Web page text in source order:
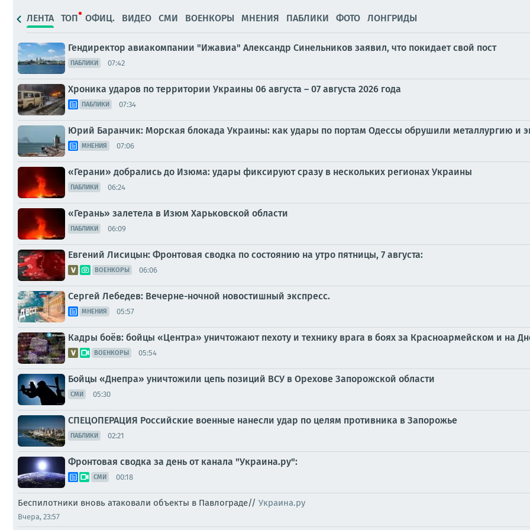
ЛЕНТА ТОП ОФИЦ. ВИДЕО СМИ ВОЕНКОРЫ МНЕНИЯ ПАБЛИКИ ФОТО ЛОНГРИДЫ
Гендиректор авиакомпании "Ижавиа" Александр Синельников заявил, что покидает свой пост
ПАБЛИКИ 07:42
Хроника ударов по территории Украины 06 августа – 07 августа 2026 года
ПАБЛИКИ 07:34
Юрий Баранчик: Морская блокада Украины: как удары по портам Одессы обрушили металлургию и
МНЕНИЯ 07:06
«Герани» добрались до Изюма: удары фиксируют сразу в нескольких регионах Украины
ПАБЛИКИ 06:24
«Герань» залетела в Изюм Харьковской области
ПАБЛИКИ 06:09
Евгений Лисицын: Фронтовая сводка по состоянию на утро пятницы, 7 августа:
ВОЕНКОРЫ 06:06
Сергей Лебедев: Вечерне-ночной новостишный экспресс.
МНЕНИЯ 05:57
Кадры боёв: бойцы «Центра» уничтожают пехоту и технику врага в боях за Красноармейском и на
ВОЕНКОРЫ 05:54
Бойцы «Днепра» уничтожили цепь позиций ВСУ в Орехове Запорожской области
СМИ 05:30
СПЕЦОПЕРАЦИЯ Российские военные нанесли удар по целям противника в Запорожье
ПАБЛИКИ 02:21
Фронтовая сводка за день от канала "Украина.ру":
СМИ 00:18
Беспилотники вновь атаковали объекты в Павлограде// Украина.ру
Вчера, 23:57